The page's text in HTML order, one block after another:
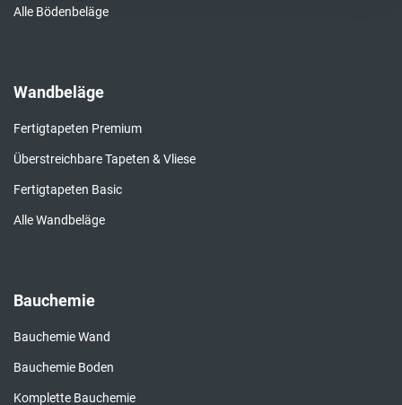
Alle Bödenbeläge
Wandbeläge
Fertigtapeten Premium
Überstreichbare Tapeten & Vliese
Fertigtapeten Basic
Alle Wandbeläge
Bauchemie
Bauchemie Wand
Bauchemie Boden
Komplette Bauchemie